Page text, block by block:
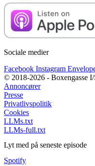
Sociale medier
Facebook Instagram
© 2018-2026 - Boxengasse I/
Annoncører
Presse
Privatlivspolitik
Cookies
LLMs.txt
LLMs-full.txt
Lyt med på seneste episode
Spotify